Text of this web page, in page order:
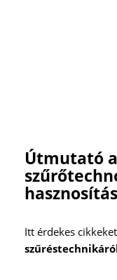
Útmutató
Itt érdekes